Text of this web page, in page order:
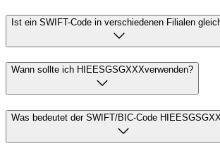
Ist ein SWIFT-Code in verschiedenen Filialen
Wann sollte ich HIEESGSGXXXverwenden?
Was bedeutet der SWIFT/BIC-Code